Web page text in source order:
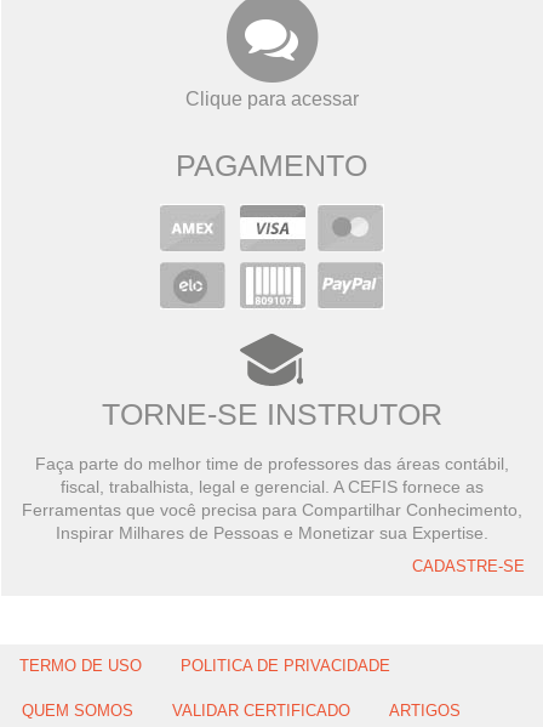
Clique para acessar
PAGAMENTO
TORNE-SE INSTRUTOR
Faça parte do melhor time de professores das áreas contábil,
fiscal, trabalhista, legal e gerencial. A CEFIS fornece as
Ferramentas que você precisa para Compartilhar Conhecimento,
Inspirar Milhares de Pessoas e Monetizar sua Expertise.
CADASTRE-SE
TERMO DE USO POLITICA DE PRIVACIDADE
QUEM SOMOS VALIDAR CERTIFICADO ARTIGOS